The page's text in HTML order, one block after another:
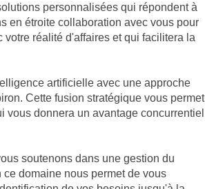
personnalisées qui répondent à
en étroite collaboration avec vous pour
réalité d'affaires et qui facilitera la
artificielle avec une approche
Cette fusion stratégique vous permet
donnera un avantage concurrentiel
soutenons dans une gestion du
domaine nous permet de vous